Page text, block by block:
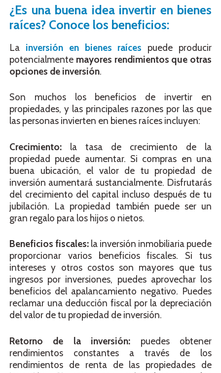
¿Es una buena idea invertir en bienes
raíces? Conoce los beneficios:
La inversión en bienes raíces puede producir
potencialmente mayores rendimientos que otras
opciones de inversión.
Son muchos los beneficios de invertir en
propiedades, y las principales razones por las que
las personas invierten en bienes raíces incluyen:
Crecimiento: la tasa de crecimiento de la
propiedad puede aumentar. Si compras en una
buena ubicación, el valor de tu propiedad de
inversión aumentará sustancialmente. Disfrutarás
del crecimiento del capital incluso después de tu
jubilación. La propiedad también puede ser un
gran regalo para los hijos o nietos.
Beneficios fiscales: la inversión inmobiliaria puede
proporcionar varios beneficios fiscales. Si tus
intereses y otros costos son mayores que tus
ingresos por inversiones, puedes aprovechar los
beneficios del apalancamiento negativo. Puedes
reclamar una deducción fiscal por la depreciación
del valor de tu propiedad de inversión.
Retorno de la inversión: puedes obtener
rendimientos constantes a través de los
rendimientos de renta de las propiedades de